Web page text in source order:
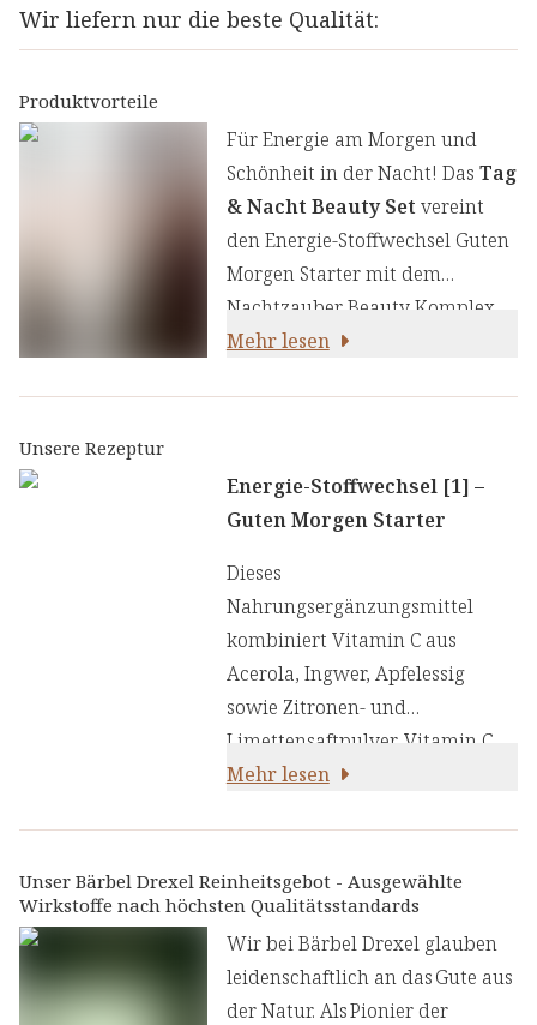
Wir liefern nur die beste Qualität:
Produktvorteile
Für Energie am Morgen und
Schönheit in der Nacht! Das Tag
& Nacht Beauty Set vereint
den Energie-Stoffwechsel Guten
Morgen Starter mit dem
Nachtzauber Beauty Komplex.
Ein ausgewogenes Ritual für
Mehr lesen
Unsere Rezeptur
Energie-Stoffwechsel [1] –
Guten Morgen Starter
Dieses
Nahrungsergänzungsmittel
kombiniert Vitamin C aus
Acerola, Ingwer, Apfelessig
sowie Zitronen- und
Limettensaftpulver. Vitamin C
trägt zu einem normalen
zu verringern [2]. Der fruchtig-
frische Geschmack aus
natürlichen Zitrusaromen
unterstützt eine bewusste
Morgenroutine, ohne Koffein
Mehr lesen
Unser Bärbel Drexel Reinheitsgebot - Ausgewählte
Wirkstoffe nach höchsten Qualitätsstandards
Wir bei Bärbel Drexel glauben
leidenschaftlich an das Gute aus
der Natur. Als Pionier der